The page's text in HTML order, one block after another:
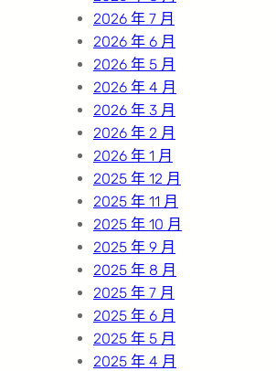
2026 年 7 月
2026 年 6 月
2026 年 5 月
2026 年 4 月
2026 年 3 月
2026 年 2 月
2026 年 1 月
2025 年 12 月
2025 年 11 月
2025 年 10 月
2025 年 9 月
2025 年 8 月
2025 年 7 月
2025 年 6 月
2025 年 5 月
2025 年 4 月